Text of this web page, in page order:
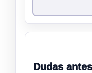
Dudas